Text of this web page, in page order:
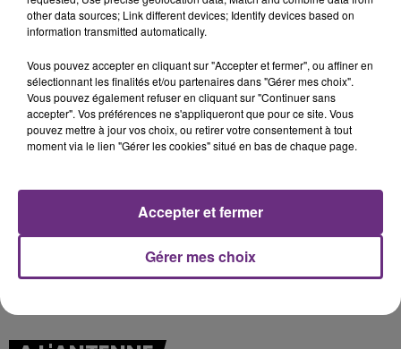
CHRISTOPHE WILLEM
21h51
21h51
Tom Odell
21h49
21h49
GIMS
other data sources; Link different devices; Identify devices based on
information transmitted automatically.
Vous pouvez accepter en cliquant sur "Accepter et fermer", ou affiner en
sélectionnant les finalités et/ou partenaires dans "Gérer mes choix".
Vous pouvez également refuser en cliquant sur "Continuer sans
accepter". Vos préférences ne s'appliqueront que pour ce site. Vous
pouvez mettre à jour vos choix, ou retirer votre consentement à tout
moment via le lien "Gérer les cookies" situé en bas de chaque page.
Gérer mes choix
Accepter et fermer